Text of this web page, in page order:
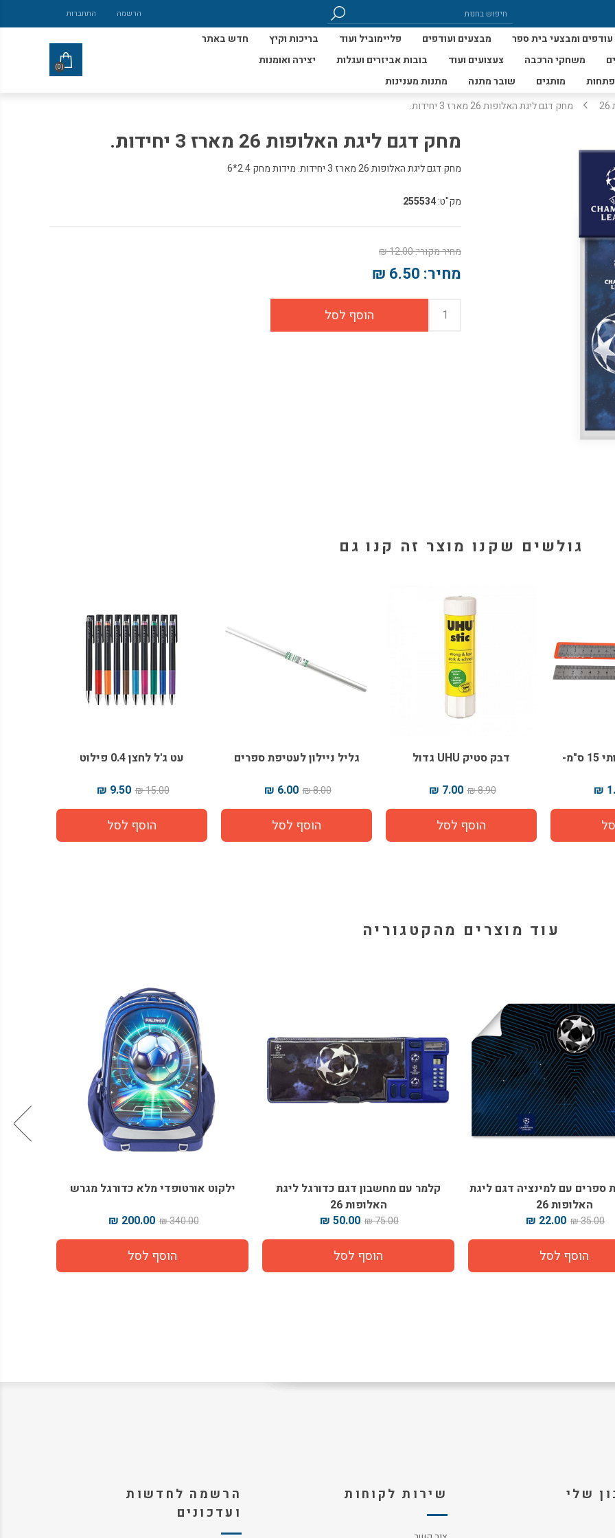
הרשמה התחברות
עודפים ומבצעי בית ספר מבצעים ועודפים פליימוביל ועוד בריכות וקיץ
חדש באתר
משחקי הרכבה צעצועים ועוד בובות אביזרים ועגלות
יצירה ואומנות
מותגים שובר מתנה מתנות מענינות
(0)
מחק דגם ליגת האלופות 26 מארז 3 יחידות.
מחק דגם ליגת האלופות 26 מארז 3 יחידות.
מחק דגם ליגת האלופות 26 מארז 3 יחידות. מידות מחק 2.4*6
מק"ט:255534
מחיר מקורי:12.00 ₪
מחיר: 6.50 ₪
גולשים שקנו מוצר זה קנו גם
סרגל מתכת איכותי 15 ס"מ-
דבק סטיק UHU גדול
8.90 ₪
7.00 ₪
גליל ניילון לעטיפת ספרים
8.00 ₪
6.00 ₪
עט ג'ל לחצן 0.4 פילוט
15.00 ₪
9.50 ₪
עוד מוצרים מהקטגוריה
ספרים עם למינציה דגם ליגת
האלופות 26
35.00 ₪
22.00 ₪
קלמר עם מחשבון דגם כדורגל ליגת
האלופות 26
75.00 ₪
50.00 ₪
ילקוט אורטופדי מלא כדורגל מגרש
340.00 ₪
200.00 ₪
שלי שירות לקוחות
הרשמה לחדשות
ועדכונים